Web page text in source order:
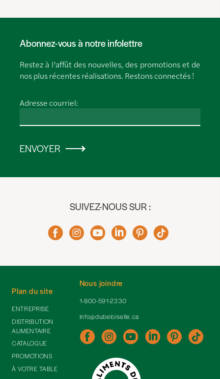
Abonnez-vous à notre infolettre
Restez à l’affût des nouvelles, des promotions et de
nos plus récentes réalisations. Restons connectés !
Adresse courriel:
ENVOYER
SUIVEZ-NOUS SUR :
Nous joindre
1-800-591-2330
info@dubeloiselle.ca
Plan du site
ENTREPRISE
DISTRIBUTION
ALIMENTAIRE
CATALOGUE
PROMOTIONS
À VOTRE TABLE